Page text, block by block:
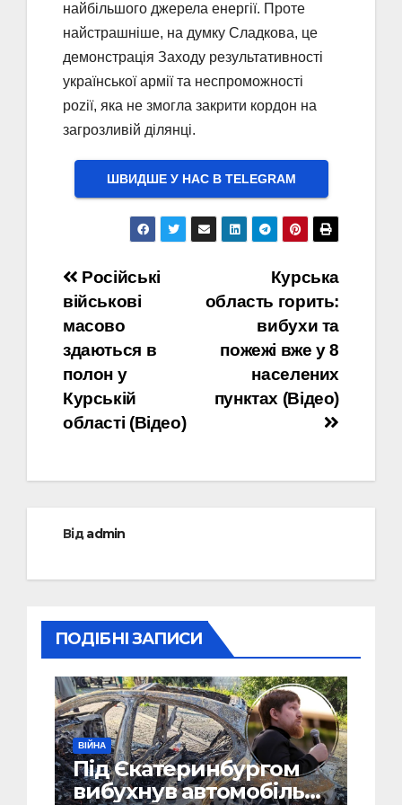
найбільшого джерела енергії. Проте
найстрашніше, на думку Сладкова, це
демонстрація Заходу результативності
української армії та неспроможності
роzії, яка не змогла закрити кордон на
загрозливій ділянці.
ШВИДШЕ У НАС В ТELEGRAM
Навігація
записів
Курська
область горить:
вибухи та
пожежі вже у 8
населених
пунктах (Відео)
Російські
військові
масово
здаються в
полон у
Курській
області (Відео)
Відadmin
ПОДІБНІ ЗАПИСИ
ВІЙНА
Під Єкатеринбургом
вибухнув автомобіль